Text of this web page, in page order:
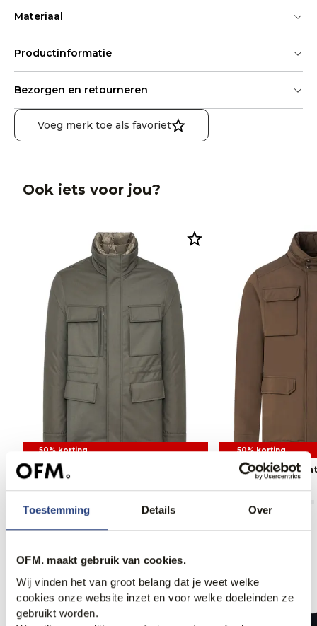
Toestemming Details Over
OFM. maakt gebruik van cookies.
Wij vinden het van groot belang dat je weet welke
cookies onze website inzet en voor welke doeleinden ze
gebruikt worden.
Materiaal
Productinformatie
Bezorgen en retourneren
Voeg merk toe als favoriet
Ook iets voor jou?
50% korting
Duno Gewatteerde jas
50% korting
Paul & Shark
Anderen bekeken ook